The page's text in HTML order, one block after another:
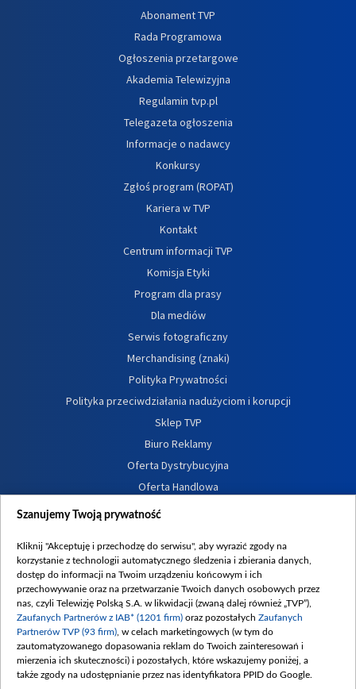
Abonament TVP
Rada Programowa
Ogłoszenia przetargowe
Akademia Telewizyjna
Regulamin tvp.pl
Telegazeta ogłoszenia
Informacje o nadawcy
Konkursy
Zgłoś program (ROPAT)
Kariera w TVP
Kontakt
Centrum informacji TVP
Komisja Etyki
Program dla prasy
Dla mediów
Serwis fotograficzny
Merchandising (znaki)
Polityka Prywatności
Polityka przeciwdziałania nadużyciom i korupcji
Sklep TVP
Biuro Reklamy
Oferta Dystrybucyjna
Oferta Handlowa
Dostępność
Procedura zgłoszeń wewnętrznych
Szanujemy Twoją prywatność
Kliknij "Akceptuję i przechodzę do serwisu", aby wyrazić zgody na
korzystanie z technologii automatycznego śledzenia i zbierania danych,
dostęp do informacji na Twoim urządzeniu końcowym i ich
przechowywanie oraz na przetwarzanie Twoich danych osobowych przez
nas, czyli Telewizję Polską S.A. w likwidacji (zwaną dalej również „TVP”),
Zaufanych Partnerów z IAB* (1201 firm) oraz pozostałych Zaufanych
Partnerów TVP (93 firm) , w celach marketingowych (w tym do
zautomatyzowanego dopasowania reklam do Twoich zainteresowań i
mierzenia ich skuteczności) i pozostałych, które wskazujemy poniżej, a
także zgody na udostępnianie przez nas identyfikatora PPID do Google.